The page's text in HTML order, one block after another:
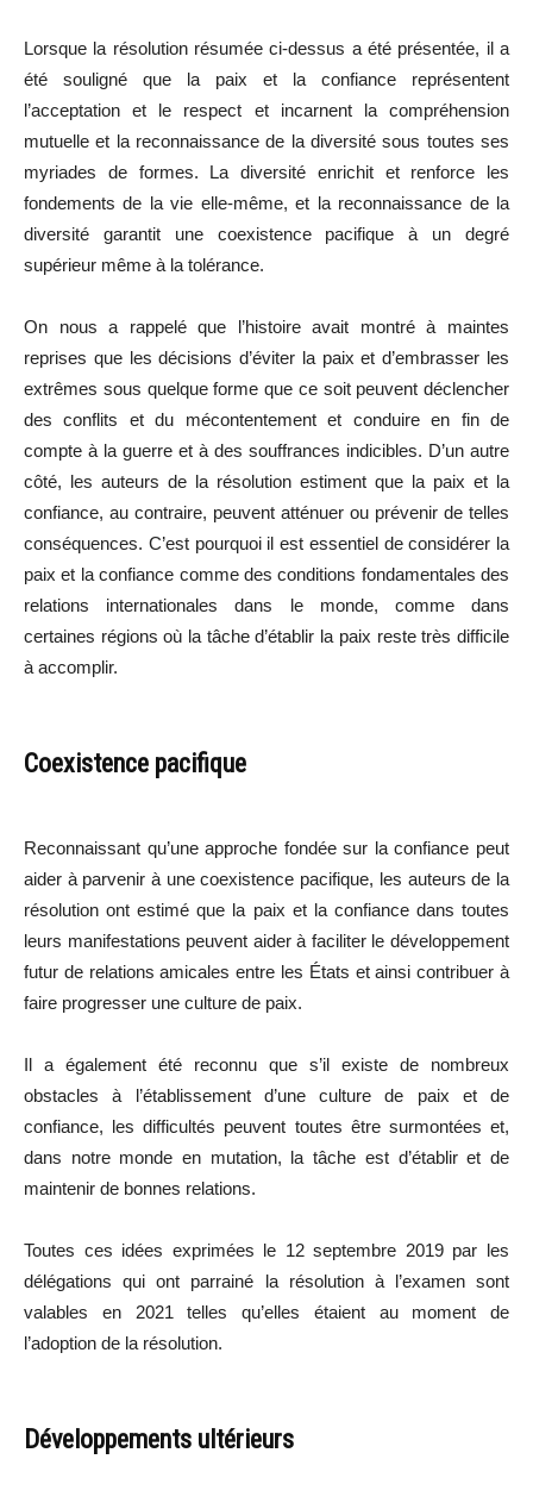
Lorsque la résolution résumée ci-dessus a été présentée, il a
été souligné que la paix et la confiance représentent
l’acceptation et le respect et incarnent la compréhension
mutuelle et la reconnaissance de la diversité sous toutes ses
myriades de formes. La diversité enrichit et renforce les
fondements de la vie elle-même, et la reconnaissance de la
diversité garantit une coexistence pacifique à un degré
supérieur même à la tolérance.
On nous a rappelé que l’histoire avait montré à maintes
reprises que les décisions d’éviter la paix et d’embrasser les
extrêmes sous quelque forme que ce soit peuvent déclencher
des conflits et du mécontentement et conduire en fin de
compte à la guerre et à des souffrances indicibles. D’un autre
côté, les auteurs de la résolution estiment que la paix et la
confiance, au contraire, peuvent atténuer ou prévenir de telles
conséquences. C’est pourquoi il est essentiel de considérer la
paix et la confiance comme des conditions fondamentales des
relations internationales dans le monde, comme dans
certaines régions où la tâche d’établir la paix reste très difficile
à accomplir.
Coexistence pacifique
Reconnaissant qu’une approche fondée sur la confiance peut
aider à parvenir à une coexistence pacifique, les auteurs de la
résolution ont estimé que la paix et la confiance dans toutes
leurs manifestations peuvent aider à faciliter le développement
futur de relations amicales entre les États et ainsi contribuer à
faire progresser une culture de paix.
Il a également été reconnu que s’il existe de nombreux
obstacles à l’établissement d’une culture de paix et de
confiance, les difficultés peuvent toutes être surmontées et,
dans notre monde en mutation, la tâche est d’établir et de
maintenir de bonnes relations.
Toutes ces idées exprimées le 12 septembre 2019 par les
délégations qui ont parrainé la résolution à l’examen sont
valables en 2021 telles qu’elles étaient au moment de
l’adoption de la résolution.
Développements ultérieurs